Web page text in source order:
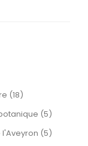
(18)
(5)
(5)